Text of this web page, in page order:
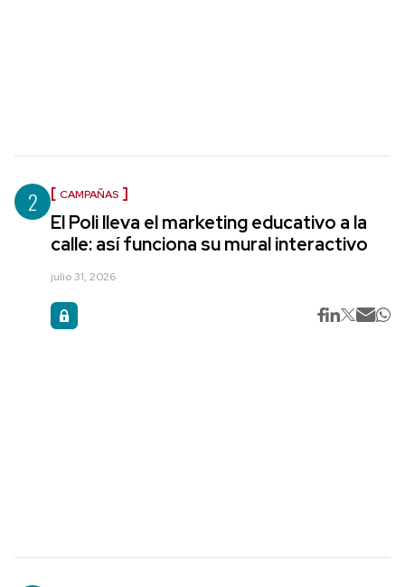
2 CAMPAÑAS
El Poli lleva el marketing educativo a la
calle: así funciona su mural interactivo
julio 31, 2026